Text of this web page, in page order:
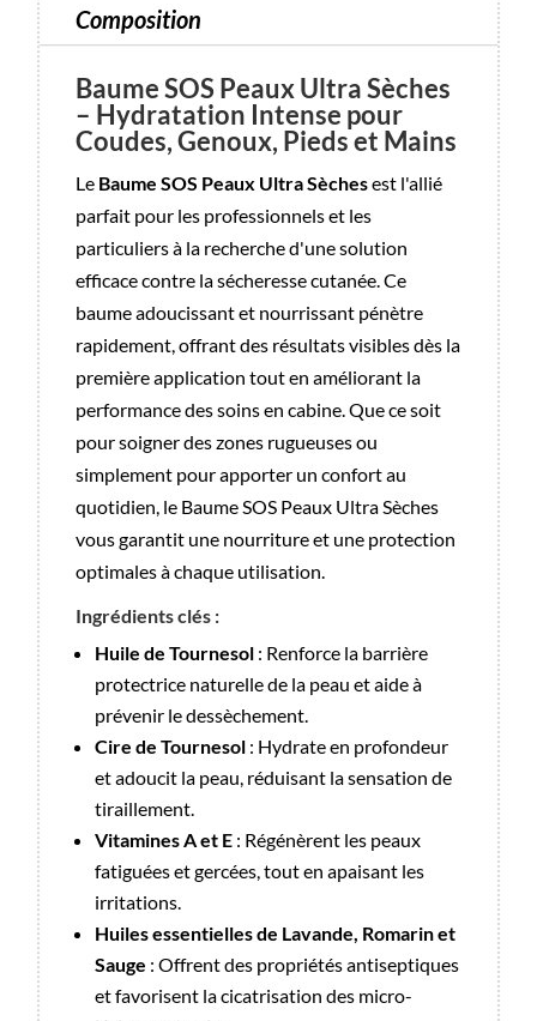
Composition
Baume SOS Peaux Ultra Sèches
– Hydratation Intense pour
Coudes, Genoux, Pieds et Mains
Le Baume SOS Peaux Ultra Sèchesest l'allié
parfait pour les professionnels et les
particuliers à la recherche d'une solution
efficace contre la sécheresse cutanée. Ce
baume adoucissant et nourrissant pénètre
rapidement, offrant des résultats visibles dès la
première application tout en améliorant la
performance des soins en cabine. Que ce soit
pour soigner des zones rugueuses ou
simplement pour apporter un confort au
quotidien, le Baume SOS Peaux Ultra Sèches
vous garantit une nourriture et une protection
optimales à chaque utilisation.
Ingrédients clés :
Huile de Tournesol : Renforce la barrière
protectrice naturelle de la peau et aide à
prévenir le dessèchement.
Cire de Tournesol : Hydrate en profondeur
et adoucit la peau, réduisant la sensation de
tiraillement.
Vitamines A et E : Régénèrent les peaux
fatiguées et gercées, tout en apaisant les
irritations.
Huiles essentielles de Lavande, Romarin et
Sauge : Offrent des propriétés antiseptiques
et favorisent la cicatrisation des micro-